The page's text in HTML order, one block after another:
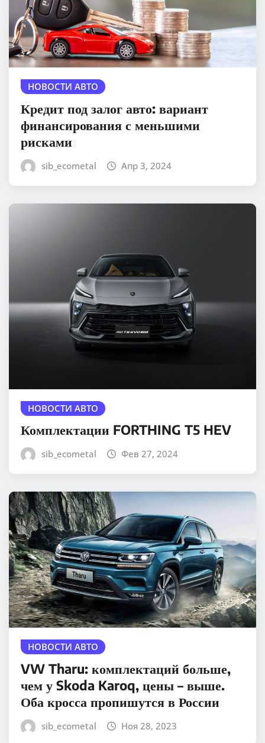
НОВОСТИ АВТО
Кредит под залог авто: вариант
финансирования с меньшими
рисками
sib_ecometal Апр 3, 2024
НОВОСТИ АВТО
Комплектации FORTHING T5 HEV
sib_ecometal Фев 27, 2024
НОВОСТИ АВТО
VW Tharu: комплектаций больше,
чем у Skoda Karoq, цены – выше.
Оба кросса пропишутся в России
sib_ecometal Ноя 28, 2023